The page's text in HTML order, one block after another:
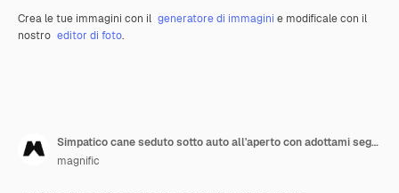
Crea le tue immagini con il generatore di immagini e modificale con il
nostro editor di foto.
Simpatico cane seduto sotto auto all'aperto con adottami segno
magnific